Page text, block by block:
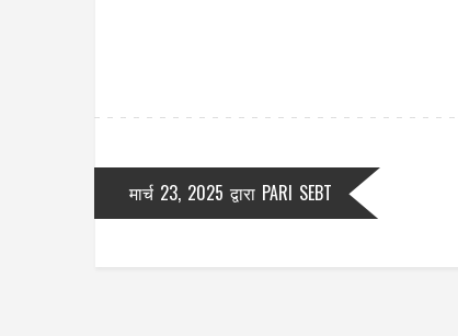
मार्च 23, 2025 द्वारा PARI SEBT